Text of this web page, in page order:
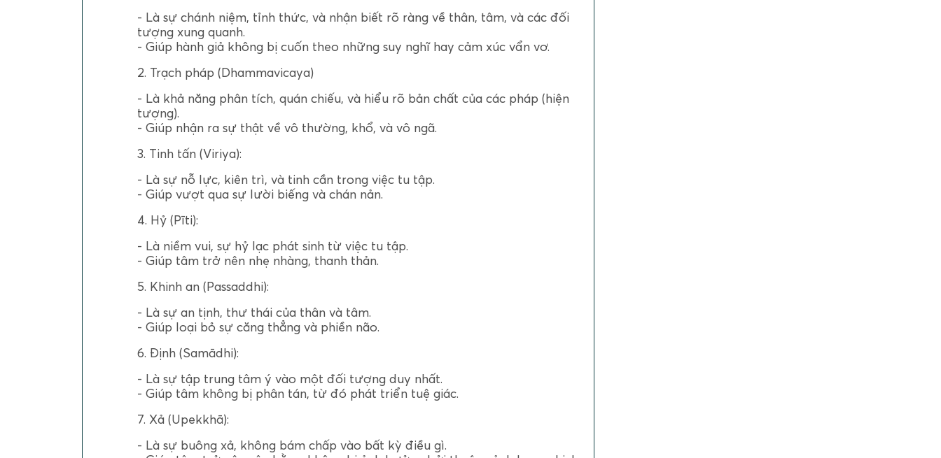
- Là sự chánh niệm, tỉnh thức, và nhận biết rõ ràng về thân, tâm, và các đối
tượng xung quanh.
- Giúp hành giả không bị cuốn theo những suy nghĩ hay cảm xúc vẩn vơ.
2. Trạch pháp (Dhammavicaya)
- Là khả năng phân tích, quán chiếu, và hiểu rõ bản chất của các pháp (hiện
tượng).
- Giúp nhận ra sự thật về vô thường, khổ, và vô ngã.
3. Tinh tấn (Viriya):
- Là sự nỗ lực, kiên trì, và tinh cần trong việc tu tập.
- Giúp vượt qua sự lười biếng và chán nản.
4. Hỷ (Pīti):
- Là niềm vui, sự hỷ lạc phát sinh từ việc tu tập.
- Giúp tâm trở nên nhẹ nhàng, thanh thản.
5. Khinh an (Passaddhi):
- Là sự an tịnh, thư thái của thân và tâm.
- Giúp loại bỏ sự căng thẳng và phiền não.
6. Định (Samādhi):
- Là sự tập trung tâm ý vào một đối tượng duy nhất.
- Giúp tâm không bị phân tán, từ đó phát triển tuệ giác.
7. Xả (Upekkhā):
- Là sự buông xả, không bám chấp vào bất kỳ điều gì.